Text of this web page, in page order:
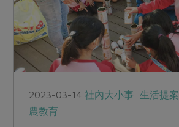
2023-03-14社內大小事 生活提案
農教育